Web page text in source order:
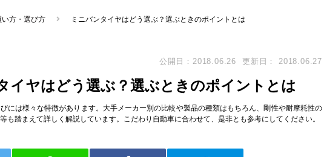
い方・選び方 ミニバンタイヤはどう選ぶ？選ぶときのポイントとは
公開日：2018.06.26 更新日： 2018.06.27
イヤはどう選ぶ？選ぶときのポイントとは
には様々な特徴があります。大手メーカー別の比較や製品の種類はもちろん、剛性や耐摩耗性の
も踏まえて詳しく解説しています。こだわり自動車に合わせて、是非とも参考にしてください。